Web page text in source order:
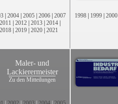
| 2004 | 2005 | 2006 | 2007
2011 | 2012 | 2013 | 2014 |
2018 | 2019 | 2020 | 2021
1998 | 1999 | 2000
Maler- und
Lackierermeister
Zu den Mitteilungen